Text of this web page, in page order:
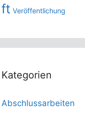
ft Veröffentlichung
Kategorien
Abschlussarbeiten